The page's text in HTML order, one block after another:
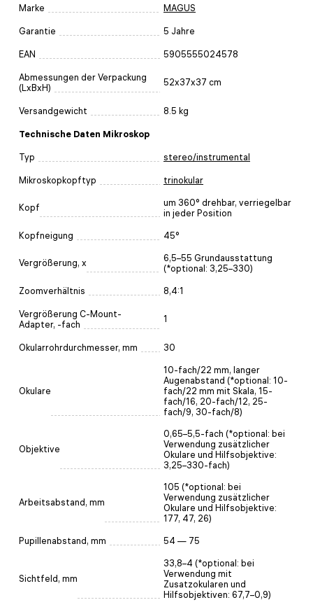
Marke MAGUS
Garantie 5 Jahre
EAN 5905555024578
Abmessungen der Verpackung
(LxBxH)
52x37x37 cm
Versandgewicht 8.5 kg
Technische Daten Mikroskop
Typ stereo/instrumental
Mikroskopkopftyp trinokular
Kopf
um 360° drehbar, verriegelbar
in jeder Position
Kopfneigung 45°
Vergrößerung, x
6,5–55 Grundausstattung
(*optional: 3,25–330)
Zoomverhältnis 8,4:1
Vergrößerung C-Mount-
Adapter, -fach
1
Okularrohrdurchmesser, mm 30
Okulare
10-fach/22 mm, langer
Augenabstand (*optional: 10-
fach/22 mm mit Skala, 15-
fach/16, 20-fach/12, 25-
fach/9, 30-fach/8)
Objektive
0,65–5,5-fach (*optional: bei
Verwendung zusätzlicher
Okulare und Hilfsobjektive:
3,25–330-fach)
Arbeitsabstand, mm
105 (*optional: bei
Verwendung zusätzlicher
Okulare und Hilfsobjektive:
177, 47, 26)
Pupillenabstand, mm 54 — 75
Sichtfeld, mm
33,8–4 (*optional: bei
Verwendung mit
Zusatzokularen und
Hilfsobjektiven: 67,7–0,9)